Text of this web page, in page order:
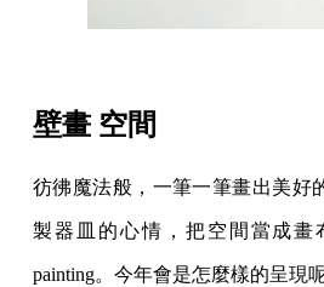
壁畫 空間
彷彿魔法般，一筆一筆畫出美好
製器皿的心情，把空間當成畫
painting。今年會是怎麼樣的呈現